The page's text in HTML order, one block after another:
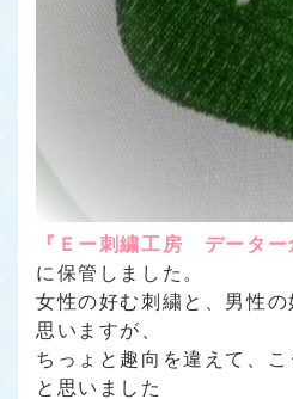
『Ｅー刺繍工房 データー
に保管しました。
女性の好む刺繍と、男性
思いますが、
ちっょと趣向を違えて、
と思いました